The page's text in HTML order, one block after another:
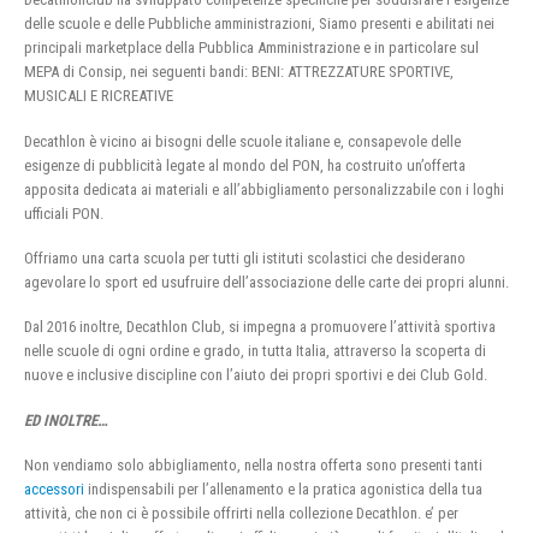
delle scuole e delle Pubbliche amministrazioni, Siamo presenti e abilitati nei
principali marketplace della Pubblica Amministrazione e in particolare sul
MEPA di Consip, nei seguenti bandi: BENI: ATTREZZATURE SPORTIVE,
MUSICALI E RICREATIVE
Decathlon è vicino ai bisogni delle scuole italiane e, consapevole delle
esigenze di pubblicità legate al mondo del PON, ha costruito un’offerta
apposita dedicata ai materiali e all’abbigliamento personalizzabile con i loghi
ufficiali PON.
Offriamo una carta scuola per tutti gli istituti scolastici che desiderano
agevolare lo sport ed usufruire dell’associazione delle carte dei propri alunni.
Dal 2016 inoltre, Decathlon Club, si impegna a promuovere l’attività sportiva
nelle scuole di ogni ordine e grado, in tutta Italia, attraverso la scoperta di
nuove e inclusive discipline con l’aiuto dei propri sportivi e dei Club Gold.
ED INOLTRE…
Non vendiamo solo abbigliamento, nella nostra offerta sono presenti tanti
accessori indispensabili per l’allenamento e la pratica agonistica della tua
attività, che non ci è possibile offrirti nella collezione Decathlon. e’ per